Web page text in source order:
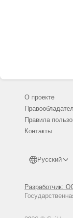
О проекте
Правила
Контакты
Русский
Разработчик: